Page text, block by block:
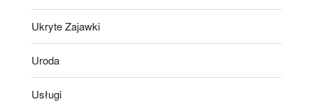
Ukryte Zajawki
Uroda
Usługi